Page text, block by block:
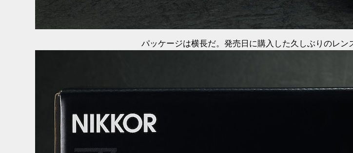
パッケージは横長だ。発売日に購入した久しぶりのレン